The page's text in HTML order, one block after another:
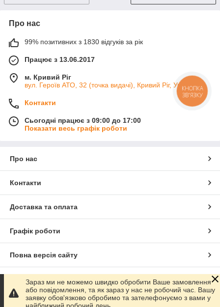
Про нас
99% позитивних з 1830 відгуків за рік
Працює з 13.06.2017
м. Кривий Ріг
вул. Героїв АТО, 32 (точка видачі), Кривий Ріг, Україна
Контакти
Сьогодні працює з 09:00 до 17:00
Показати весь графік роботи
Про нас
Контакти
Доставка та оплата
Графік роботи
Повна версія сайту
Сайт створено на маркетплейсі Prom.ua
Політика конфіденційності
Зараз ми не можемо швидко обробити Ваше замовлення
або повідомлення, та як зараз у нас не робочий час. Вашу
заявку обов'язково обробимо та зателефонуємо з вами у
КНОПКА
ЗВ'ЯЗКУ